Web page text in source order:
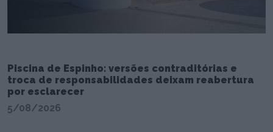
Piscina de Espinho: versões contraditórias e
troca de responsabilidades deixam reabertura
por esclarecer
5/08/2026